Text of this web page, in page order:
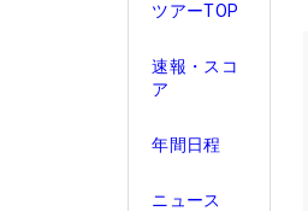
ツアーTOP
速報・スコ
ア
年間日程
ニュース